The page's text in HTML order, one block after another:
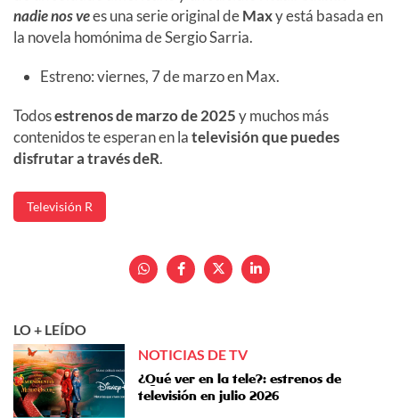
nadie nos vees una serie original deMaxy está basada en
la novela homónima de Sergio Sarria.
Estreno: viernes, 7 de marzo en Max.
Todosestrenos de marzo de 2025y muchos más
contenidos te esperan en latelevisión que puedes
disfrutar a través deR.
Televisión R
LO + LEÍDO
NOTICIAS DE TV
¿Qué ver en la tele?: estrenos de
televisión en julio 2026